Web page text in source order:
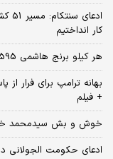
کار انداختیم
هر کیلو برنج هاشمی 595 هزار تومان شد/ قیمت جدید برنج در بازار
بهانه ترامپ برای فرار
+ فیلم
خوش و بش سیدمحمد
ادعای حکومت الجولانی